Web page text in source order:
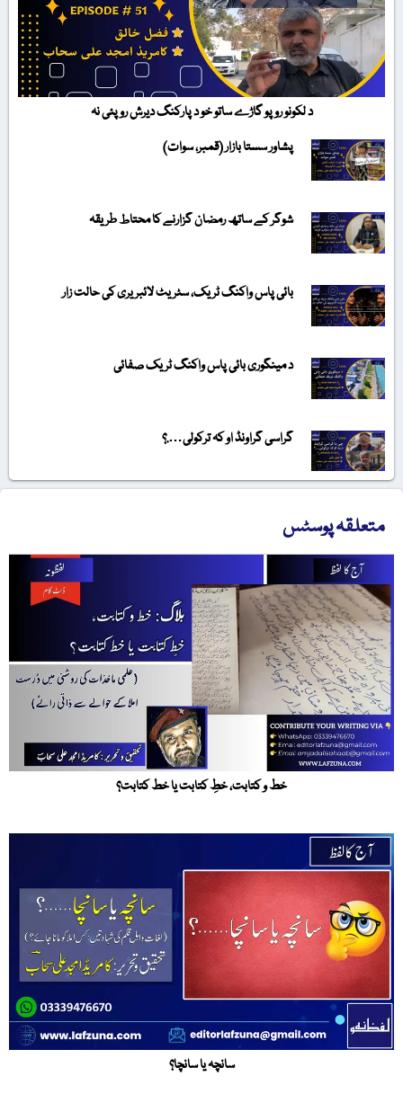
د لکونو روپو گاڑے ساتو خو د پارکنگ دیرش روپئی نہ
پشاور سستا بازار (قمبر، سوات)
شوگر کے ساتھ رمضان گزارنے کا محتاط طریقہ
بائی پاس واکنگ ٹریک، سٹریٹ لائبریری کی حالت زار
د مینگوری بائی پاس واکنگ ٹریک صفائی
گراسی گراونڈ او کہ ترکولی….؟
متعلقہ پوسٹس
خط و کتابت، خطِ کتابت یا خط کتابت؟
سانچہ یا سانچا؟